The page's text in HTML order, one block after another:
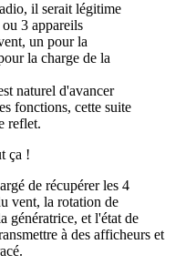
il serait légitime
3 appareils
un pour la
la charge de la
naturel d'avancer
fonctions, cette suite
reflet.
ça !
de récupérer les 4
vent, la rotation de
génératrice, et l'état de
à des afficheurs et